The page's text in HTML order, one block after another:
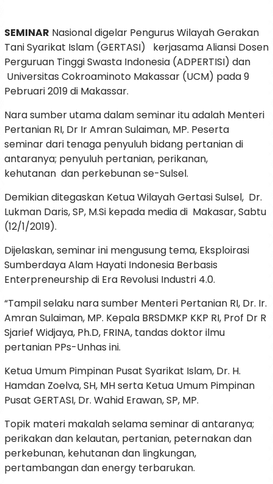
SEMINAR Nasional digelar Pengurus Wilayah Gerakan
Tani Syarikat Islam (GERTASI) kerjasama Aliansi Dosen
Perguruan Tinggi Swasta Indonesia (ADPERTISI) dan
Universitas Cokroaminoto Makassar (UCM) pada 9
Pebruari 2019 di Makassar.
Nara sumber utama dalam seminar itu adalah Menteri
Pertanian RI, Dr Ir Amran Sulaiman, MP. Peserta
seminar dari tenaga penyuluh bidang pertanian di
antaranya; penyuluh pertanian, perikanan,
kehutanan dan perkebunan se-Sulsel.
Demikian ditegaskan Ketua Wilayah Gertasi Sulsel, Dr.
Lukman Daris, SP, M.Si kepada media di Makasar, Sabtu
(12/1/2019).
Dijelaskan, seminar ini mengusung tema, Eksploirasi
Sumberdaya Alam Hayati Indonesia Berbasis
Enterpreneurship di Era Revolusi Industri 4.0.
“Tampil selaku nara sumber Menteri Pertanian RI, Dr. Ir.
Amran Sulaiman, MP. Kepala BRSDMKP KKP RI, Prof Dr R
Sjarief Widjaya, Ph.D, FRINA, tandas doktor ilmu
pertanian PPs-Unhas ini.
Ketua Umum Pimpinan Pusat Syarikat Islam, Dr. H.
Hamdan Zoelva, SH, MH serta Ketua Umum Pimpinan
Pusat GERTASI, Dr. Wahid Erawan, SP, MP.
Topik materi makalah selama seminar di antaranya;
perikakan dan kelautan, pertanian, peternakan dan
perkebunan, kehutanan dan lingkungan,
pertambangan dan energy terbarukan.